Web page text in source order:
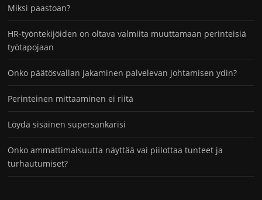
Miksi paastoan?
HR-työntekijöiden on oltava valmiita muuttamaan perinteisiä
työtapojaan
Onko päätösvallan jakaminen palvelevan johtamisen ydin?
Perinteinen mittaaminen ei riitä
Löydä sisäinen supersankarisi
Onko ammattimaisuutta näyttää vai piilottaa tunteet ja
turhautumiset?